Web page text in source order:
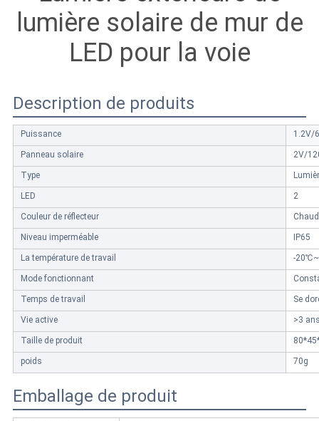
CONFIDENTIALITÉ
lumière solaire de mur de
LED pour la voie
Description de produits
Puissance 1.2V/
Panneau solaire 2V/
Type
LED 2
Couleur de réflecteur
Niveau imperméable IP65
La température de travail -
Mode fonctionnant
Temps de travail Se
Vie active >3
Taille de produit
poids 70g
Emballage de produit